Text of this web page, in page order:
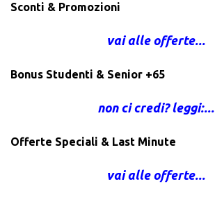
Sconti & Promozioni
vai alle offerte...
Bonus Studenti & Senior +65
non ci credi? leggi:...
Offerte Speciali & Last Minute
vai alle offerte...